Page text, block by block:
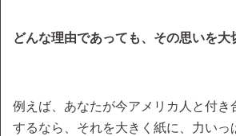
どんな理由であっても、その思いを大
例えば、あなたが今アメリカ人と付き
するなら、それを大きく紙に、力いっ